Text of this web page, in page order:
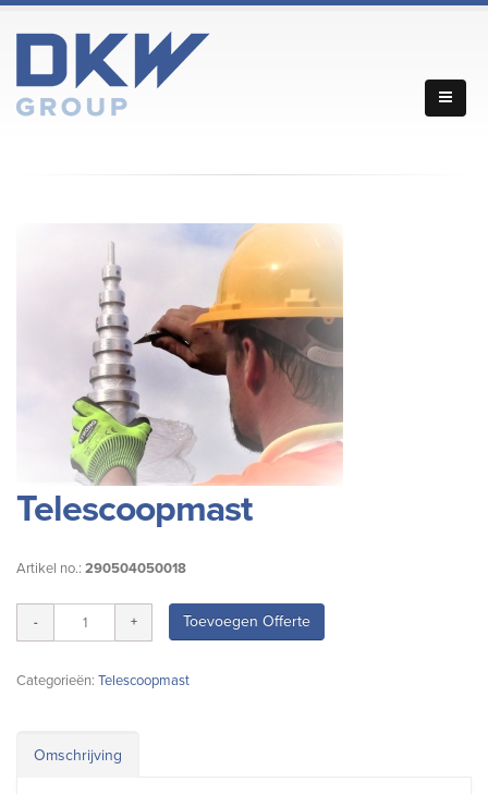
Telescoopmast
Artikel no.: 290504050018
Toevoegen Offerte
Categorieën: Telescoopmast
Omschrijving